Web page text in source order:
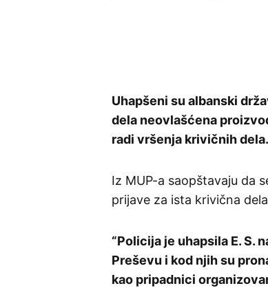
Uhapšeni su albanski
dela neovlašćena
radi vršenja krivičnih dela.
Iz MUP-a saopštavaju da
prijave za ista krivična
“Policija je uhapsila E. S.
Preševu i kod njih su
kao pripadnici